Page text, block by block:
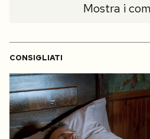
Mostra i
CONSIGLIATI